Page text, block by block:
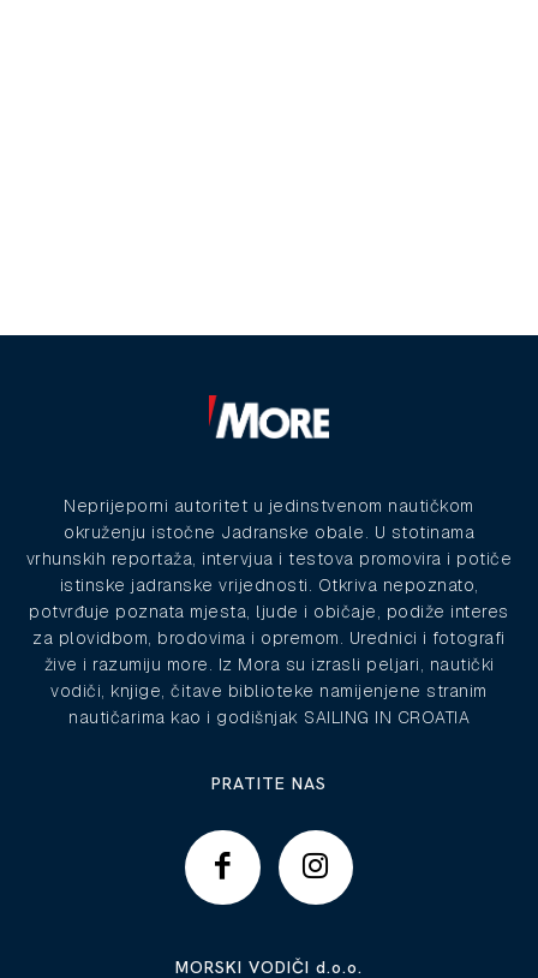
Neprijeporni autoritet u jedinstvenom nautičkom
okruženju istočne Jadranske obale. U stotinama
vrhunskih reportaža, intervjua i testova promovira i potiče
istinske jadranske vrijednosti. Otkriva nepoznato,
potvrđuje poznata mjesta, ljude i običaje, podiže interes
za plovidbom, brodovima i opremom. Urednici i fotografi
žive i razumiju more. Iz Mora su izrasli peljari, nautički
vodiči, knjige, čitave biblioteke namijenjene stranim
nautičarima kao i godišnjak SAILING IN CROATIA
PRATITE NAS
MORSKI VODIČI d.o.o.